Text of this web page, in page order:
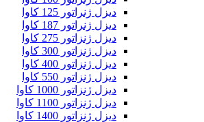
دیزل ژنراتور 125 کاوا
دیزل ژنراتور 187 کاوا
دیزل ژنزاتور 275 کاوا
دیزل ژنزاتور 300 کاوا
دیزل ژنزاتور 400 کاوا
دیزل ژنزاتور 550 کاوا
دیزل ژنزاتور 1000 کاوا
دیزل ژنزاتور 1100 کاوا
دیزل ژنزاتور 1400 کاوا